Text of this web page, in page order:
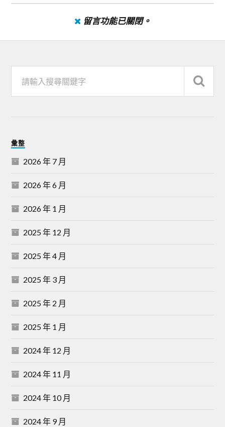
留言功能已關閉。
彙整
2026 年 7 月
2026 年 6 月
2026 年 1 月
2025 年 12 月
2025 年 4 月
2025 年 3 月
2025 年 2 月
2025 年 1 月
2024 年 12 月
2024 年 11 月
2024 年 10 月
2024 年 9 月